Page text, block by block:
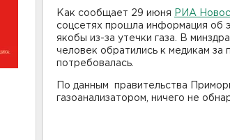
Как сообщает 29 июня РИА
соцсетях прошла информация об
якобы из-за утечки газа. В
человек обратились к медикам
потребовалась.
По данным правительства
газоанализатором, ничего не